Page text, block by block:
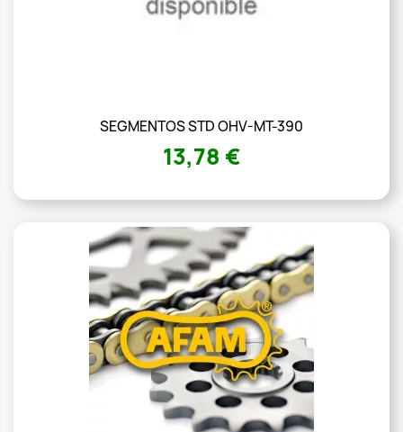
SEGMENTOS STD OHV-MT-390
13,78 €